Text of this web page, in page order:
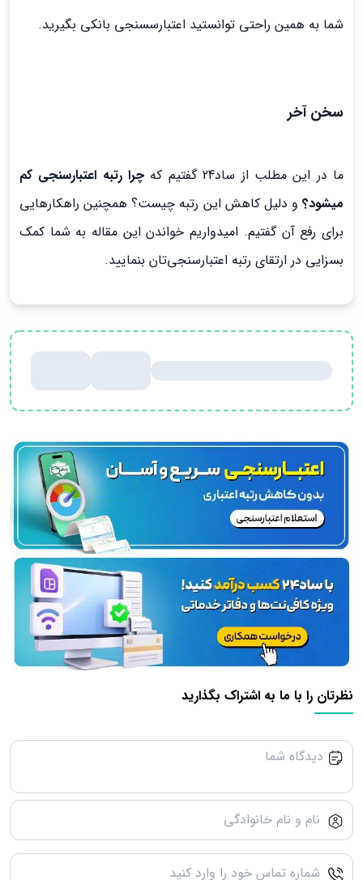
شما به همین راحتی توانستید اعتبارسسنجی بانکی بگیرید.
سخن آخر
ما در این مطلب از ساد24 گفتیم که
چرا رتبه اعتبارسنجی کم
میشود؟ و دلیل کاهش این رتبه چیست؟ همچنین راهکارهایی
برای رفع آن گفتیم. امیدواریم خواندن این مقاله به شما کمک
بسزایی در ارتقای رتبه اعتبارسنجی‌تان بنمایید.
نظرتان را با ما به اشتراک بگذارید